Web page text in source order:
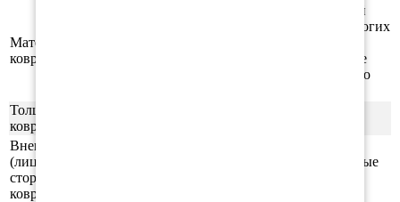
Материал
ковриков
Этиленвинилацетат (ЭВА/ЕВА) - полимерный
материал, который зарекомендовал себя во многих
производят спортивные маты, гимнастические
коврики, подошву для обуви, шлёпки и прочую
Толщина
ковриков
Внешняя
(лицевая)
сторона
ковриков
ячейки СОТЫ/РОМБ (напоминающие пчелиные